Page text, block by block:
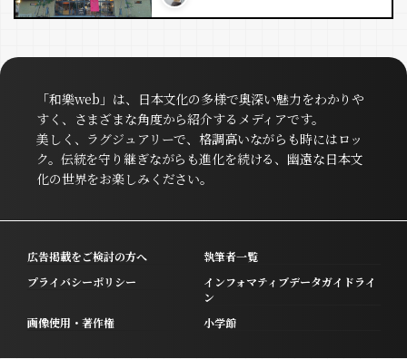
「和樂web」は、日本文化の多様で奥深い魅力をわかりや
すく、さまざまな角度から紹介するメディアです。
美しく、ラグジュアリーで、格調高いながらも時にはロッ
ク。伝統を守り継ぎながらも進化を続ける、幽遠な日本文
化の世界をお楽しみください。
広告掲載をご検討の方へ
執筆者一覧
プライバシーポリシー
インフォマティブデータガイドライ
ン
画像使用・著作権
小学館